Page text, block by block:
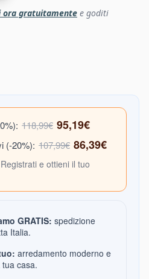
ora gratuitamente e goditi
118,99€ 95,19€
(-20%): 107,99€ 86,39€
e ottieni il tuo
GRATIS: spedizione
Italia.
arredamento moderno e
casa.